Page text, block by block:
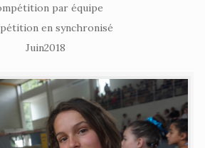
par équipe
en synchronisé
Juin2018